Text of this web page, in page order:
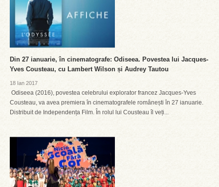
Din 27 ianuarie, în cinematografe: Odiseea. Povestea lui Jacques-
Yves Cousteau, cu Lambert Wilson și Audrey Tautou
18 Ian 2017
Odiseea (2016), povestea celebrului explorator francez Jacques-Yves
Cousteau, va avea premiera în cinematografele românești în 27 ianuarie.
Distribuit de Independența Film. În rolul lui Cousteau îl veți...